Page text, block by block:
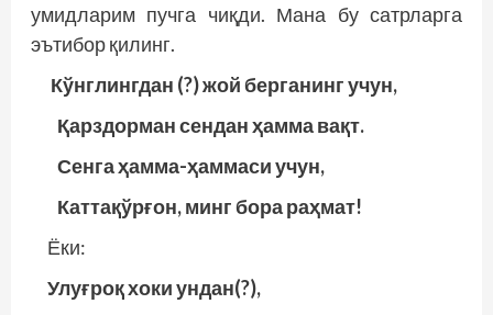
умидларим пучга чиқди. Мана бу сатрларга
эътибор қилинг.
Кўнглингдан (?) жой берганинг учун,
Қарздорман сендан ҳамма вақт.
Сенга ҳамма-ҳаммаси учун,
Каттақўрғон, минг бора раҳмат!
Ёки:
Улуғроқ хоки ундан(?),